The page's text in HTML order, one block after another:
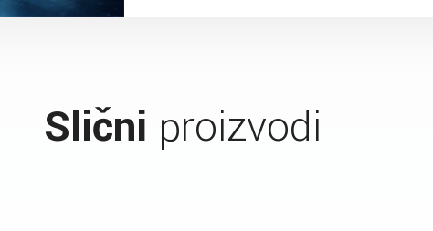
Slični proizvodi